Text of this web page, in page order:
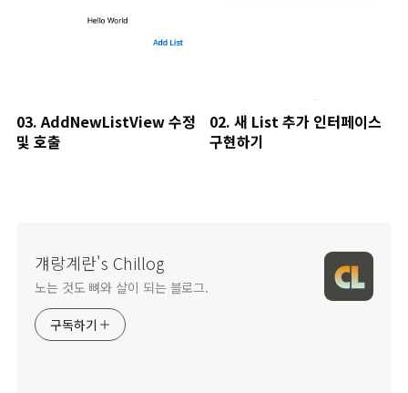
03. AddNewListView 수정
및 호출
02. 새 List 추가 인터페이스
구현하기
걔랑계란's Chillog
노는 것도 뼈와 살이 되는 블로그.
구독하기